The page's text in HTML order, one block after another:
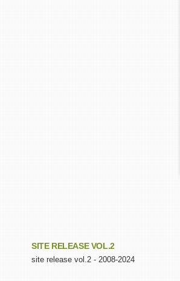
SITE RELEASE VOL.2
site release vol.2 - 2008-2024